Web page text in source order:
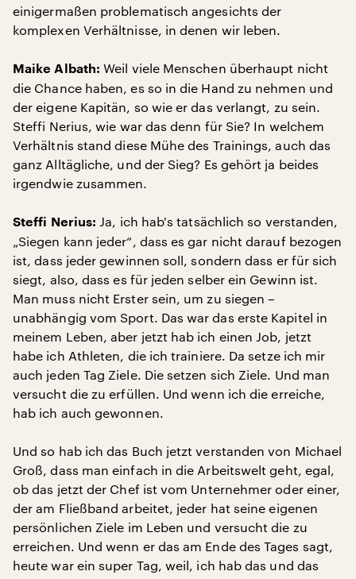
einigermaßen problematisch angesichts der
komplexen Verhältnisse, in denen wir leben.
Maike Albath: Weil viele Menschen überhaupt nicht
die Chance haben, es so in die Hand zu nehmen und
der eigene Kapitän, so wie er das verlangt, zu sein.
Steffi Nerius, wie war das denn für Sie? In welchem
Verhältnis stand diese Mühe des Trainings, auch das
ganz Alltägliche, und der Sieg? Es gehört ja beides
irgendwie zusammen.
Steffi Nerius: Ja, ich hab's tatsächlich so verstanden,
„Siegen kann jeder“, dass es gar nicht darauf bezogen
ist, dass jeder gewinnen soll, sondern dass er für sich
siegt, also, dass es für jeden selber ein Gewinn ist.
Man muss nicht Erster sein, um zu siegen –
unabhängig vom Sport. Das war das erste Kapitel in
meinem Leben, aber jetzt hab ich einen Job, jetzt
habe ich Athleten, die ich trainiere. Da setze ich mir
auch jeden Tag Ziele. Die setzen sich Ziele. Und man
versucht die zu erfüllen. Und wenn ich die erreiche,
hab ich auch gewonnen.
Und so hab ich das Buch jetzt verstanden von Michael
Groß, dass man einfach in die Arbeitswelt geht, egal,
ob das jetzt der Chef ist vom Unternehmer oder einer,
der am Fließband arbeitet, jeder hat seine eigenen
persönlichen Ziele im Leben und versucht die zu
erreichen. Und wenn er das am Ende des Tages sagt,
heute war ein super Tag, weil, ich hab das und das